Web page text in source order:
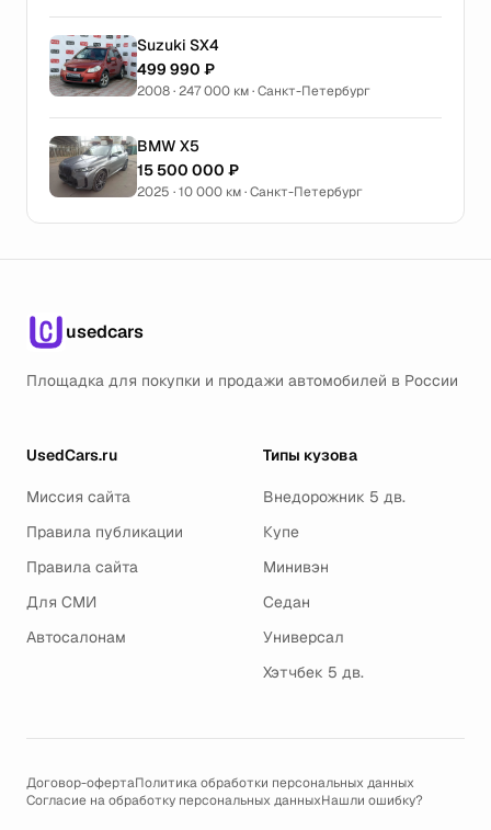
Suzuki SX4
499 990 ₽
2008 · 247 000 км · Санкт-Петербург
BMW X5
15 500 000 ₽
2025 · 10 000 км · Санкт-Петербург
usedcars
Площадка для покупки и продажи автомобилей в России
UsedCars.ru
Миссия сайта
Правила публикации
Правила сайта
Для СМИ
Автосалонам
Типы кузова
Внедорожник 5 дв.
Купе
Минивэн
Седан
Универсал
Хэтчбек 5 дв.
Договор-офертаПолитика обработки персональных данных
Согласие на обработку персональных данныхНашли ошибку?